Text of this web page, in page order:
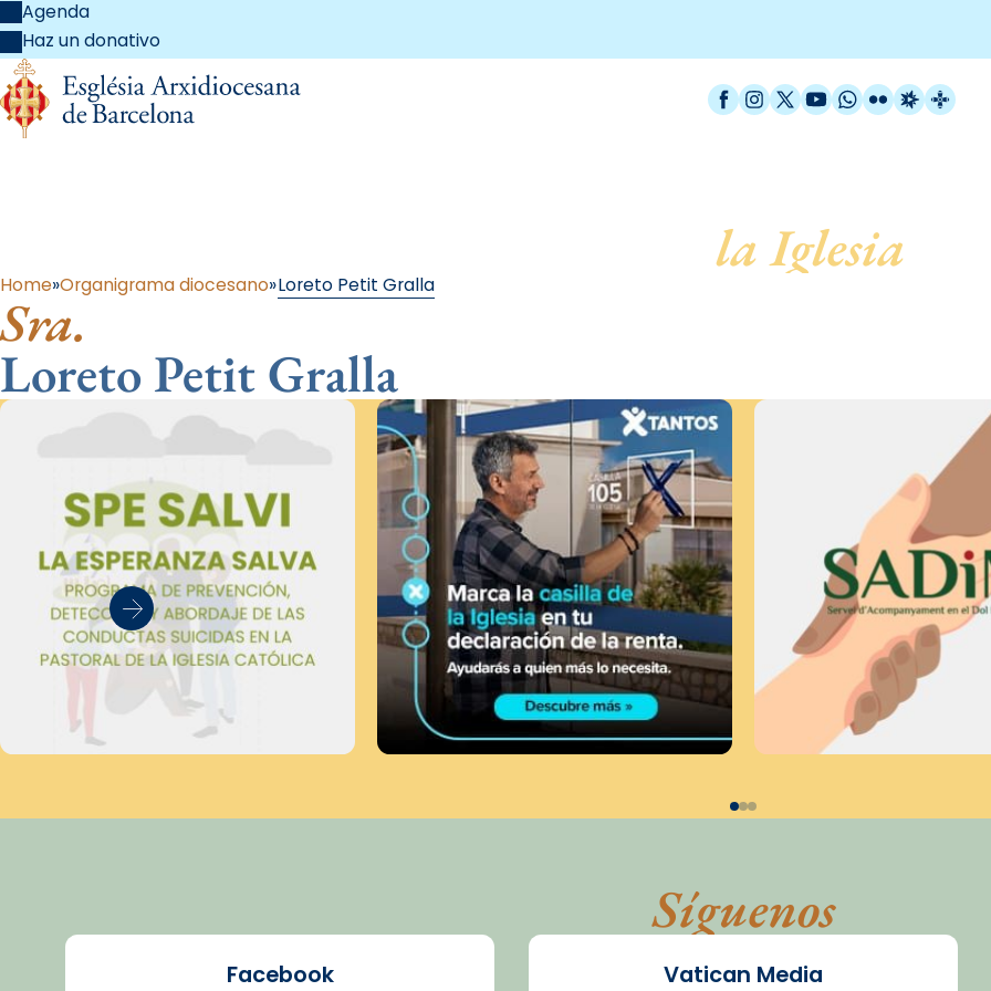
Agenda
Haz un donativo
Facebook
Instagram
X / Twitter
YouTube
WhatsApp
FlickrRadio
la Iglesia
Home Organigrama diocesano Loreto Petit Gralla
Sra.
Loreto Petit Gralla
Síguenos
Facebook Vatican Media